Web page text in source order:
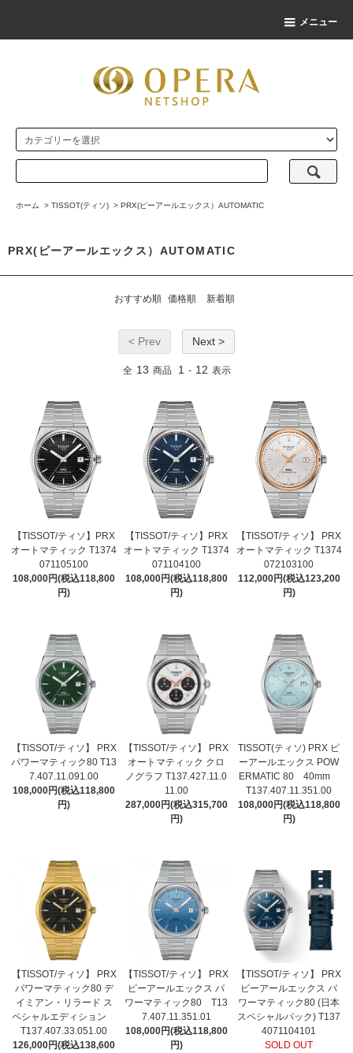
メニュー
ホーム > TISSOT(ティソ) > PRX(ピーアールエックス）AUTOMATIC
PRX(ピーアールエックス）AUTOMATIC
おすすめ順 価格順 新着順
< Prev Next >
全 13 商品 1 - 12 表示
【TISSOT/ティソ】PRX
オートマティック T1374
071105100
108,000円(税込118,800
円)
【TISSOT/ティソ】PRX
オートマティック T1374
071104100
108,000円(税込118,800
円)
【TISSOT/ティソ】 PRX
オートマティック T1374
072103100
112,000円(税込123,200
円)
【TISSOT/ティソ】 PRX
パワーマティック80 T13
7.407.11.091.00
108,000円(税込118,800
円)
【TISSOT/ティソ】 PRX
オートマティック クロ
ノグラフ T137.427.11.0
11.00
287,000円(税込315,700
円)
TISSOT(ティソ) PRX ピ
ーアールエックス POW
ERMATIC 80 40mm
T137.407.11.351.00
108,000円(税込118,800
円)
【TISSOT/ティソ】 PRX
パワーマティック80 デ
イミアン・リラード ス
ペシャルエディション
T137.407.33.051.00
126,000円(税込138,600
【TISSOT/ティソ】 PRX
ピーアールエックス パ
ワーマティック80 T13
7.407.11.351.01
108,000円(税込118,800
円)
【TISSOT/ティソ】 PRX
ピーアールエックス パ
ワーマティック80 (日本
スペシャルパック) T137
4071104101
SOLD OUT